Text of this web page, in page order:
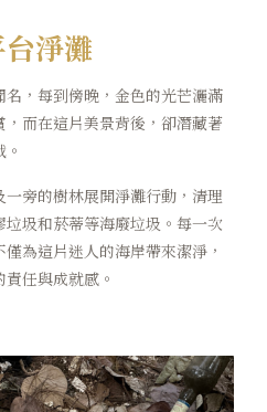
淨灘
，每到傍晚，金色的光芒灑滿
而在這片美景背後，卻潛藏著
旁的樹林展開淨灘行動，清理
圾和菸蒂等海廢垃圾。每一次
為這片迷人的海岸帶來潔淨，
任與成就感。